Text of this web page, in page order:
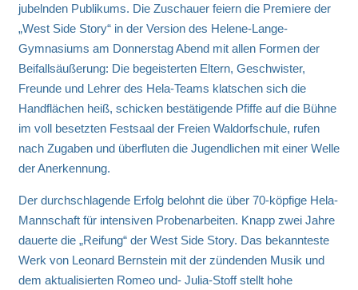
jubelnden Publikums. Die Zuschauer feiern die Premiere der
„West Side Story“ in der Version des Helene-Lange-
Gymnasiums am Donnerstag Abend mit allen Formen der
Beifallsäußerung: Die begeisterten Eltern, Geschwister,
Freunde und Lehrer des Hela-Teams klatschen sich die
Handflächen heiß, schicken bestätigende Pfiffe auf die Bühne
im voll besetzten Festsaal der Freien Waldorfschule, rufen
nach Zugaben und überfluten die Jugendlichen mit einer Welle
der Anerkennung.
Der durchschlagende Erfolg belohnt die über 70-köpfige Hela-
Mannschaft für intensiven Probenarbeiten. Knapp zwei Jahre
dauerte die „Reifung“ der West Side Story. Das bekannteste
Werk von Leonard Bernstein mit der zündenden Musik und
dem aktualisierten Romeo und- Julia-Stoff stellt hohe